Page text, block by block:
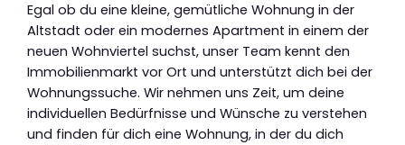
Egal ob du eine kleine, gemütliche Wohnung in der
Altstadt oder ein modernes Apartment in einem der
neuen Wohnviertel suchst, unser Team kennt den
Immobilienmarkt vor Ort und unterstützt dich bei der
Wohnungssuche. Wir nehmen uns Zeit, um deine
individuellen Bedürfnisse und Wünsche zu verstehen
und finden für dich eine Wohnung, in der du dich